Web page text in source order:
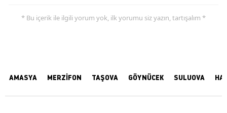
* Bu içerik ile ilgili yorum yok, ilk yorumu siz yazın, tartışalım *
AMASYA MERZİFON TAŞOVA GÖYNÜCEK SULUOVA